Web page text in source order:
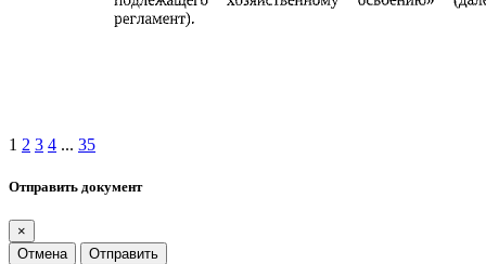
1 2 3 4 ... 35
Отправить документ
×
Отмена
Отправить